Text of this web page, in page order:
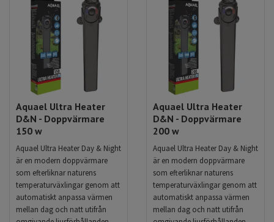
Aquael Ultra Heater
D&N - Doppvärmare
150 w
Aquael Ultra Heater Day & Night
är en modern doppvärmare
som efterliknar naturens
temperaturväxlingar genom att
automatiskt anpassa värmen
mellan dag och natt utifrån
Aquael Ultra Heater
D&N - Doppvärmare
200 w
Aquael Ultra Heater Day & Night
är en modern doppvärmare
som efterliknar naturens
temperaturväxlingar genom att
automatiskt anpassa värmen
mellan dag och natt utifrån